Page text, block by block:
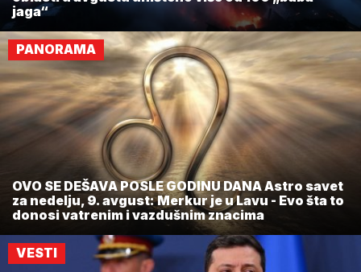
jaga“
PANORAMA
OVO SE DEŠAVA POSLE GODINU DANA Astro savet
za nedelju, 9. avgust: Merkur je u Lavu - Evo šta to
donosi vatrenim i vazdušnim znacima
VESTI